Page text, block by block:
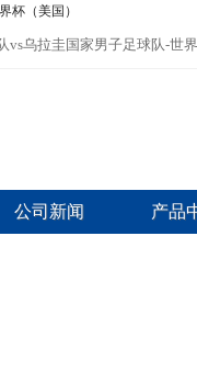
杯（美国）
vs乌拉圭国家男子足球队-世
公司新闻 产品